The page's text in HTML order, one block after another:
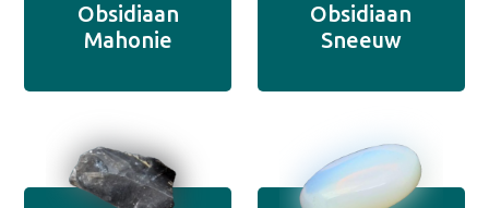
Obsidiaan
Mahonie
Obsidiaan
Sneeuw